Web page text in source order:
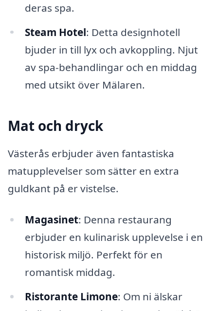
deras spa.
Steam Hotel: Detta designhotell
bjuder in till lyx och avkoppling. Njut
av spa-behandlingar och en middag
med utsikt över Mälaren.
Mat och dryck
Västerås erbjuder även fantastiska
matupplevelser som sätter en extra
guldkant på er vistelse.
Magasinet: Denna restaurang
erbjuder en kulinarisk upplevelse i en
historisk miljö. Perfekt för en
romantisk middag.
Ristorante Limone: Om ni älskar